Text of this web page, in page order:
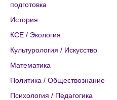
подготовка
История
КСЕ / Экология
Культурология / Искусство
Математика
Политика / Обществознание
Психология / Педагогика